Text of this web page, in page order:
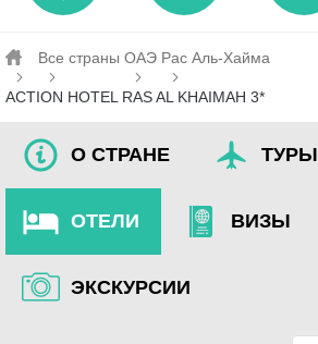
ул. Скрыганова 4б пом.487
Все страны ОАЭ Рас Аль-Хайма
ACTION HOTEL RAS AL KHAIMAH 3*
О СТРАНЕ ТУРЫ
ОТЕЛИ ВИЗЫ
ЭКСКУРСИИ